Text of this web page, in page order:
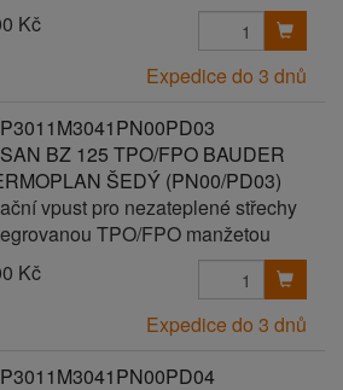
Kč
Expedice do 3 dnů
BZ 125 TPO/FPO BAUDER
ŠEDÝ (PN00/PD03)
vpust pro nezateplené střechy
TPO/FPO manžetou
Kč
Expedice do 3 dnů